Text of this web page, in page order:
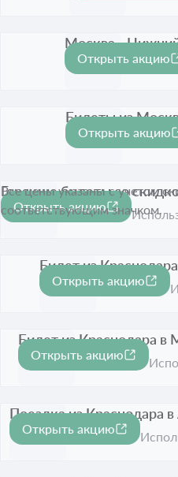
Москва -
Срок акции
Открыть акцию
Билеты из
Срок акции
Открыть акцию
-20%
Горящие билеты со
Срок акции истёк
Все цены указаны с учетом
соответствующим значком.
Открыть акцию
Билет из
Срок акции истёк
Открыть акцию
Билет из Краснодара в
Срок акции истёк
Открыть акцию
Поездка из Краснодара
Срок акции истёк
Открыть акцию